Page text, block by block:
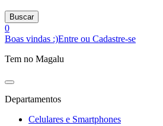
Buscar
0
Boas vindas :)Entre ou Cadastre-se
Tem no Magalu
Departamentos
Celulares e Smartphones